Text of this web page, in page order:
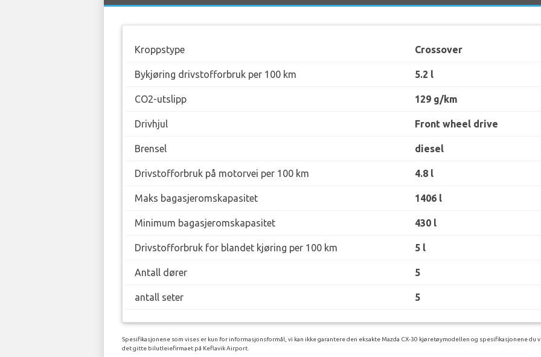
Kroppstype Crossover
Bykjøring drivstofforbruk per 100 km 5.2 l
CO2-utslipp 129 g/km
Drivhjul Front wheel drive
Brensel diesel
Drivstofforbruk på motorvei per 100 km 4.8 l
Maks bagasjeromskapasitet 1406 l
Minimum bagasjeromskapasitet 430 l
Drivstofforbruk for blandet kjøring per 100 km 5 l
Antall dører 5
antall seter 5
Spesifikasjonene som vises er kun for informasjonsformål, vi kan ikke garantere den eksakte Mazda CX-30 kjøretøymodellen og spesifikasjonene
det gitte bilutleiefirmaet på Keflavik Airport.